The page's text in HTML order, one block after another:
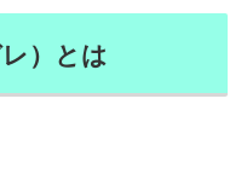
レ）とは